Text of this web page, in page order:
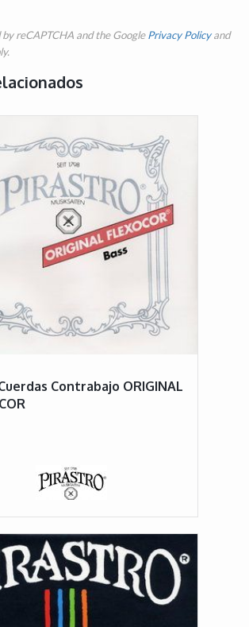
reCAPTCHA and the GooglePrivacy Policyand
Contrabajo ORIGINAL